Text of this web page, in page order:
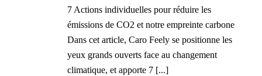
7 Actions individuelles pour réduire les
émissions de CO2 et notre empreinte carbone
Dans cet article, Caro Feely se positionne les
yeux grands ouverts face au changement
climatique, et apporte 7 [...]